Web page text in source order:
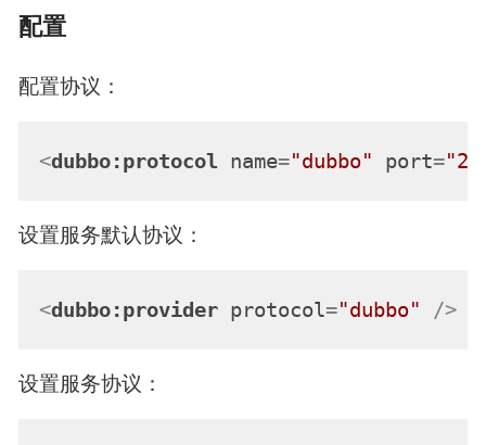
配置
配置协议：
<dubbo:protocol name="dubbo" port=
设置服务默认协议：
<dubbo:provider protocol="dubbo" />
设置服务协议：